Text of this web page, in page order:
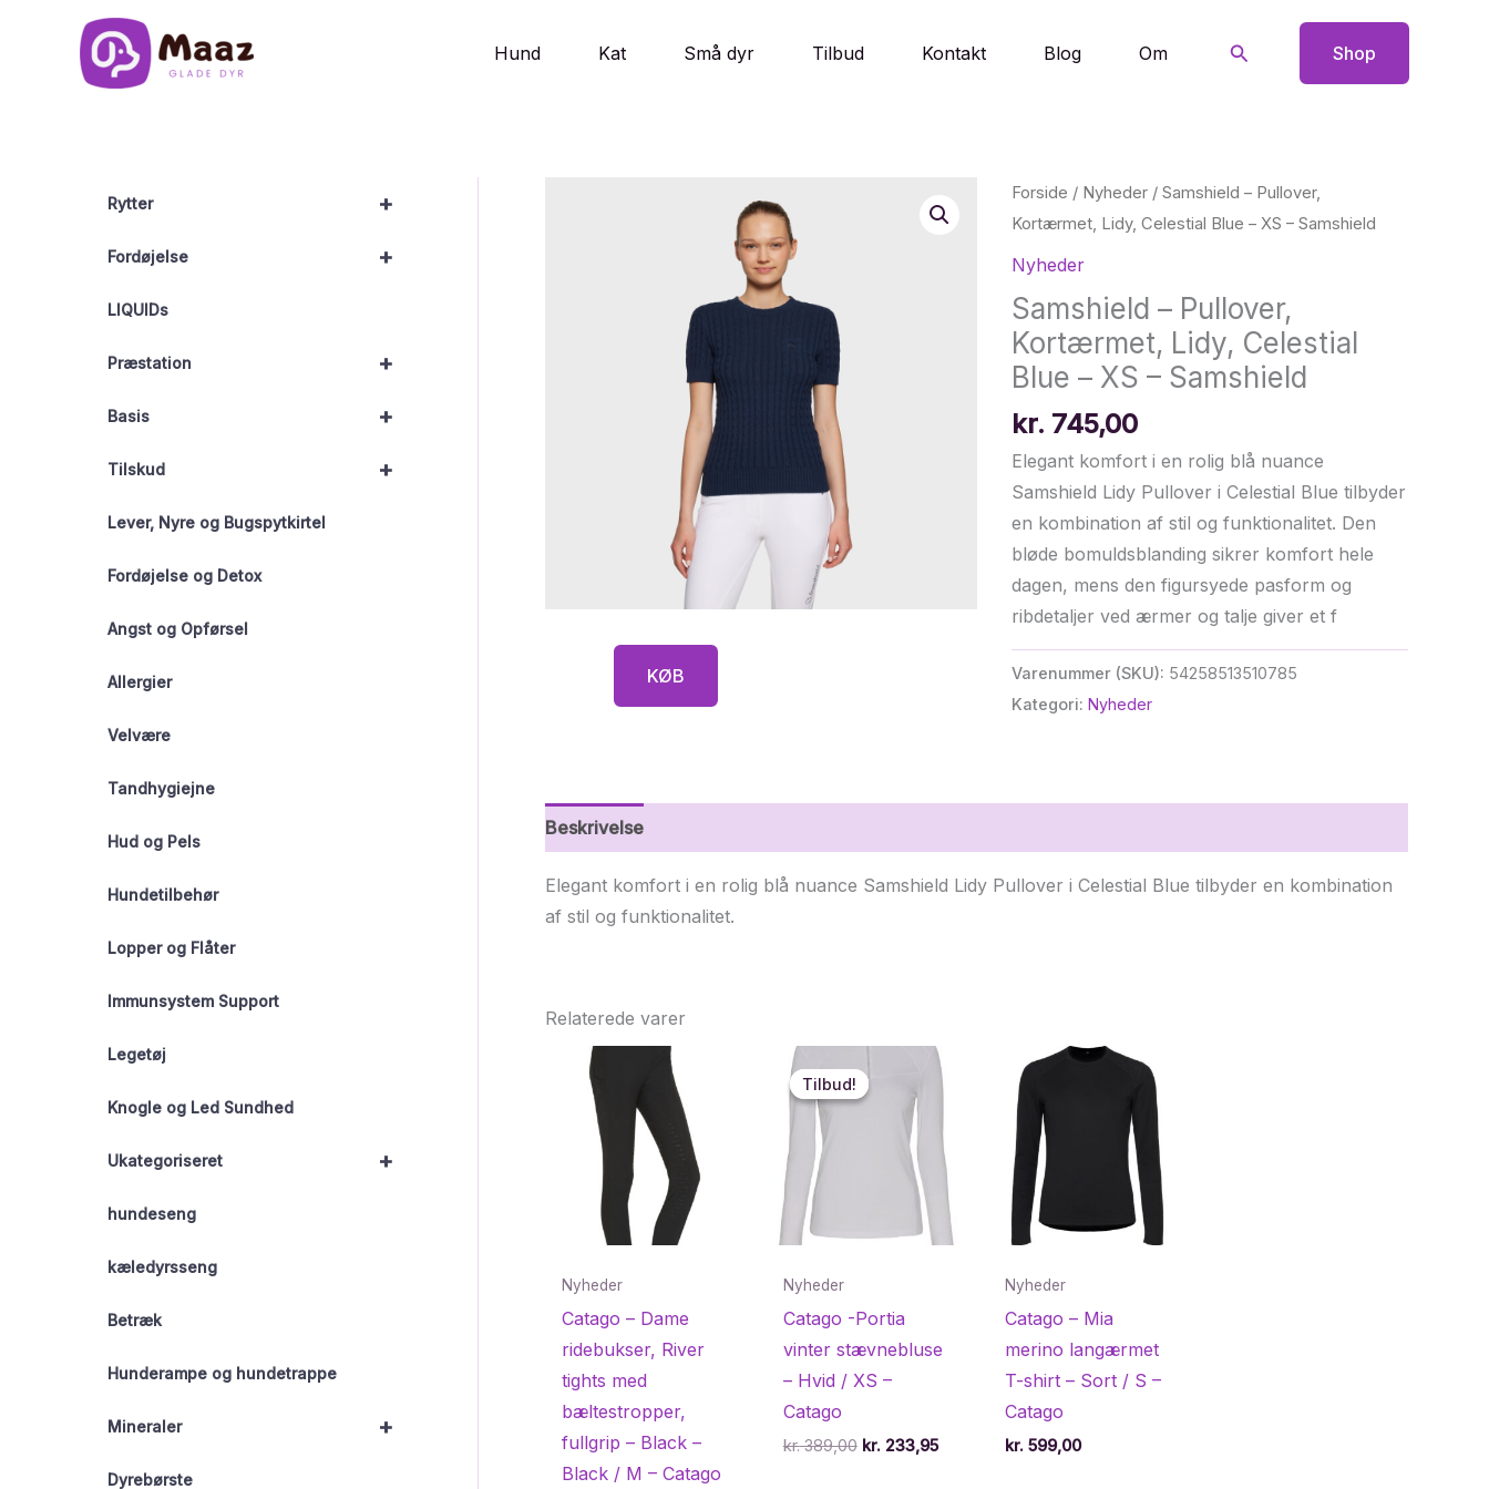
Hund Kat Små dyr Tilbud Kontakt Blog Om Søg Shop
+
Rytter
+
Fordøjelse
LIQUIDs
+
Præstation
+
Basis
+
Tilskud
Lever, Nyre og Bugspytkirtel
Fordøjelse og Detox
Angst og Opførsel
Allergier
Velvære
Tandhygiejne
Hud og Pels
Hundetilbehør
Lopper og Flåter
Immunsystem Support
Legetøj
Knogle og Led Sundhed
+
Ukategoriseret
hundeseng
kæledyrsseng
Betræk
Hunderampe og hundetrappe
+
Mineraler
Dyrebørste
Forside / Nyheder/ Samshield – Pullover,
Kortærmet, Lidy, Celestial Blue – XS – Samshield
Nyheder
Samshield – Pullover,
Kortærmet, Lidy, Celestial
Blue – XS – Samshield
kr. 745,00
Elegant komfort i en rolig blå nuance
Samshield Lidy Pullover i Celestial Blue tilbyder
en kombination af stil og funktionalitet. Den
bløde bomuldsblanding sikrer komfort hele
dagen, mens den figursyede pasform og
ribdetaljer ved ærmer og talje giver et f
Varenummer (SKU): 54258513510785
Kategori: Nyheder
KØB
Beskrivelse
Elegant komfort i en rolig blå nuance Samshield Lidy Pullover i Celestial Blue tilbyder en kombination
af stil og funktionalitet.
Relaterede varer
Nyheder
Catago – Dame
ridebukser, River
tights med
bæltestropper,
fullgrip – Black –
Black / M – Catago
Tilbud!
Tilbud!
Nyheder
Catago -Portia
vinter stævnebluse
– Hvid / XS –
Catago
kr.389,00 Den
kr.233,95Den
Nyheder
Catago – Mia
merino langærmet
T-shirt – Sort / S –
Catago
kr.599,00